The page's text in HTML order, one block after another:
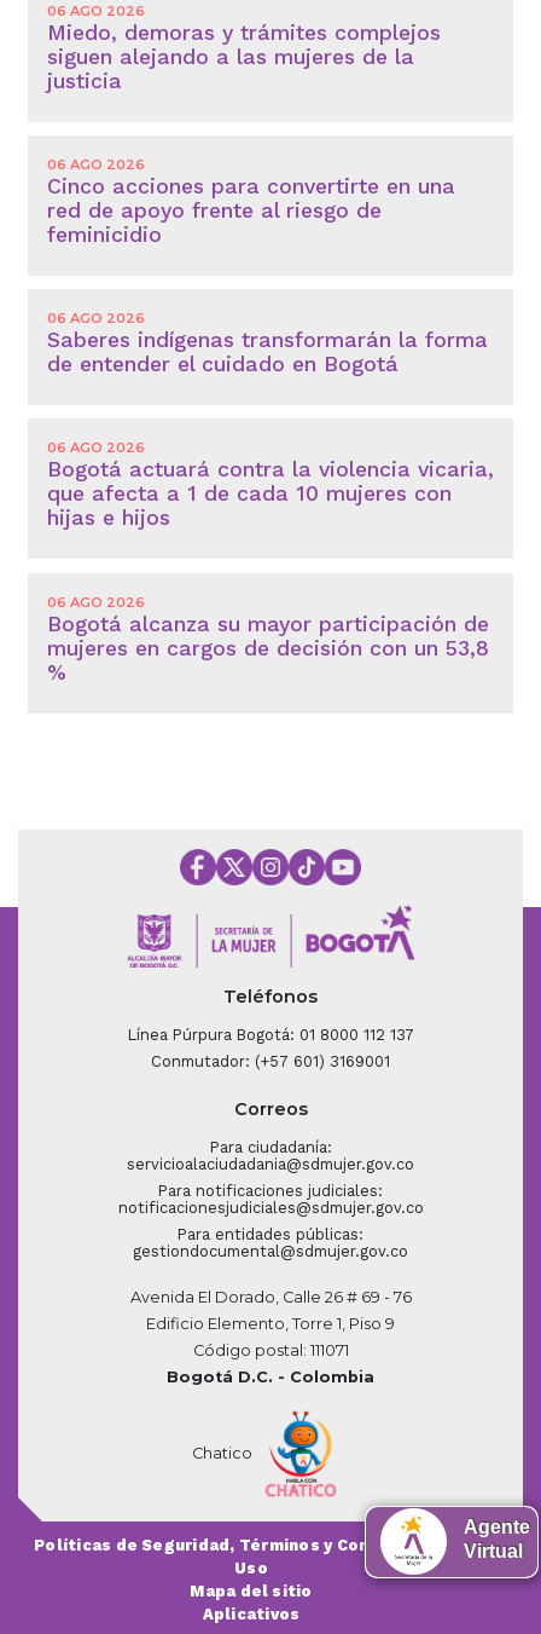
06 AGO 2026
Miedo, demoras y trámites complejos
siguen alejando a las mujeres de la
justicia
06 AGO 2026
Cinco acciones para convertirte en una
red de apoyo frente al riesgo de
feminicidio
06 AGO 2026
Saberes indígenas transformarán la forma
de entender el cuidado en Bogotá
06 AGO 2026
Bogotá actuará contra la violencia vicaria,
que afecta a 1 de cada 10 mujeres con
hijas e hijos
06 AGO 2026
Bogotá alcanza su mayor participación de
mujeres en cargos de decisión con un 53,8
%
Teléfonos
Línea Púrpura Bogotá: 01 8000 112 137
Conmutador: (+57 601) 3169001
Correos
Para ciudadanía:
servicioalaciudadania@sdmujer.gov.co
Para notificaciones judiciales:
notificacionesjudiciales@sdmujer.gov.co
Para entidades públicas:
gestiondocumental@sdmujer.gov.co
Avenida El Dorado, Calle 26 # 69 - 76
Edificio Elemento, Torre 1, Piso 9
Código postal: 111071
Bogotá D.C. - Colombia
Chatico
Políticas de Seguridad, Términos y Condiciones de
Uso
Mapa del sitio
Aplicativos
Agente
Virtual